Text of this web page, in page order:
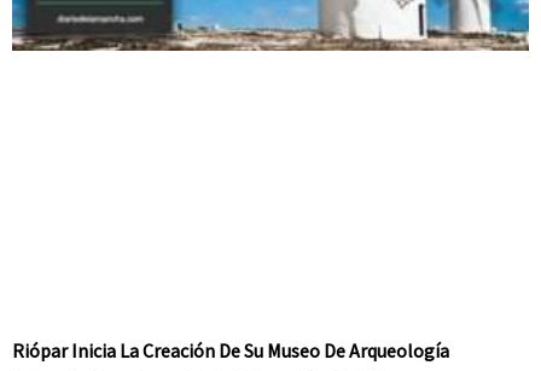
Riópar Inicia La Creación De Su Museo De Arqueología